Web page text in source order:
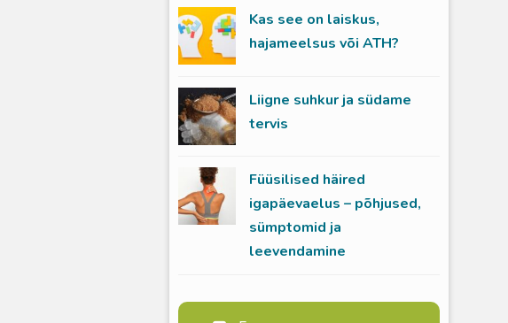
Kas see on laiskus,
hajameelsus või ATH?
Liigne suhkur ja südame
tervis
Füüsilised häired
igapäevaelus – põhjused,
sümptomid ja
leevendamine